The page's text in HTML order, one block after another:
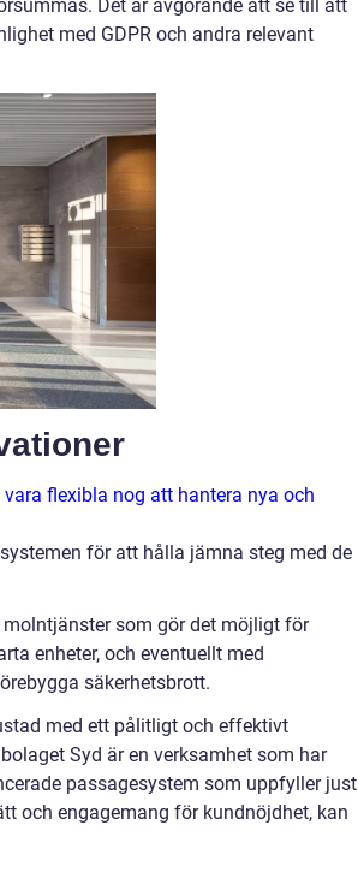
Det är avgörande att se till att
med GDPR och andra relevant
flexibla nog att hantera nya och
för att hålla jämna steg med de
som gör det möjligt för
enheter, och eventuellt med
säkerhetsbrott.
med ett pålitligt och effektivt
Syd är en verksamhet som har
passagesystem som uppfyller just
och engagemang för kundnöjdhet, kan